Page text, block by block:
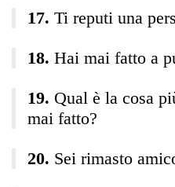
Ti reputi una
Hai mai fatto a
Qual è la cosa
mai fatto?
Sei rimasto